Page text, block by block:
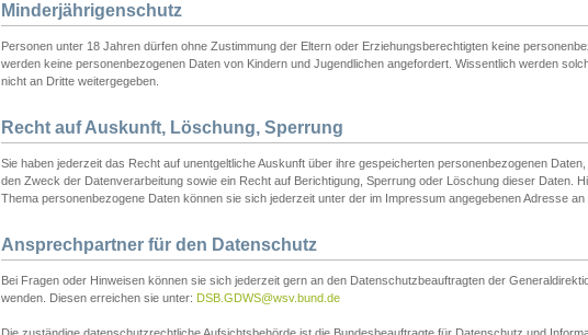
Minderjährigenschutz
Personen unter 18 Jahren dürfen ohne Zustimmung der Eltern oder Erziehungsberechtigten keine
werden keine personenbezogenen Daten von Kindern und Jugendlichen angefordert. Wissentlich werden
nicht an Dritte weitergegeben.
Recht auf Auskunft, Löschung, Sperrung
Sie haben jederzeit das Recht auf unentgeltliche Auskunft über ihre gespeicherten personenbezogenen
den Zweck der Datenverarbeitung sowie ein Recht auf Berichtigung, Sperrung oder Löschung dieser Daten.
Thema personenbezogene Daten können sie sich jederzeit unter der im Impressum angegebenen Adresse an
Ansprechpartner für den Datenschutz
Bei Fragen oder Hinweisen können sie sich jederzeit gern an den Datenschutzbeauftragten der
wenden. Diesen erreichen sie unter: DSB.GDWS@wsv.bund.de